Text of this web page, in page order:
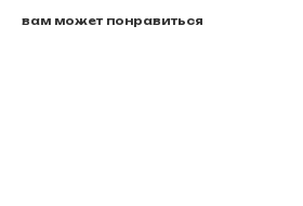
вам может понравиться